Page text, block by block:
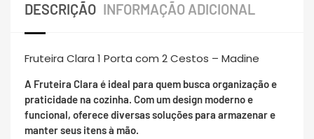
DESCRIÇÃO INFORMAÇÃO ADICIONAL
Fruteira Clara 1 Porta com 2 Cestos – Madine
A Fruteira Clara é ideal para quem busca organização e
praticidade na cozinha. Com um design moderno e
funcional, oferece diversas soluções para armazenar e
manter seus itens à mão.